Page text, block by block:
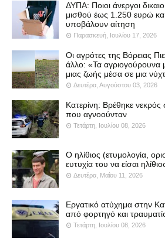
ΔΥΠΑ: Ποιοι άνεργοι
μισθού έως 1.250 ευρώ
υποβάλουν αίτηση
Παρασκευή, Ιουλίου 17, 2026
Οι αγρότες της Βόρειας
άλλο: «Τα αγριογούρουνα
μιας ζωής μέσα σε μια
Δευτέρα, Αυγούστου 03, 2026
Κατερίνη: Βρέθηκε
που αγνοούνταν
Τετάρτη, Ιουλίου 08, 2026
Ο ηλίθιος (ετυμολογία,
ευτυχία του να είσαι
Δευτέρα, Μαΐου 11, 2026
Εργατικό ατύχημα στην
από φορτηγό και
Τετάρτη, Ιουλίου 08, 2026